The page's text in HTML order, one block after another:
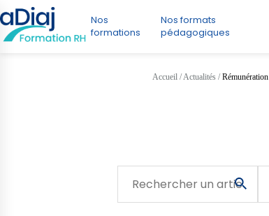
Nos
formations
Nos formats
pédagogiques
Accueil /Actualités /Rémunération